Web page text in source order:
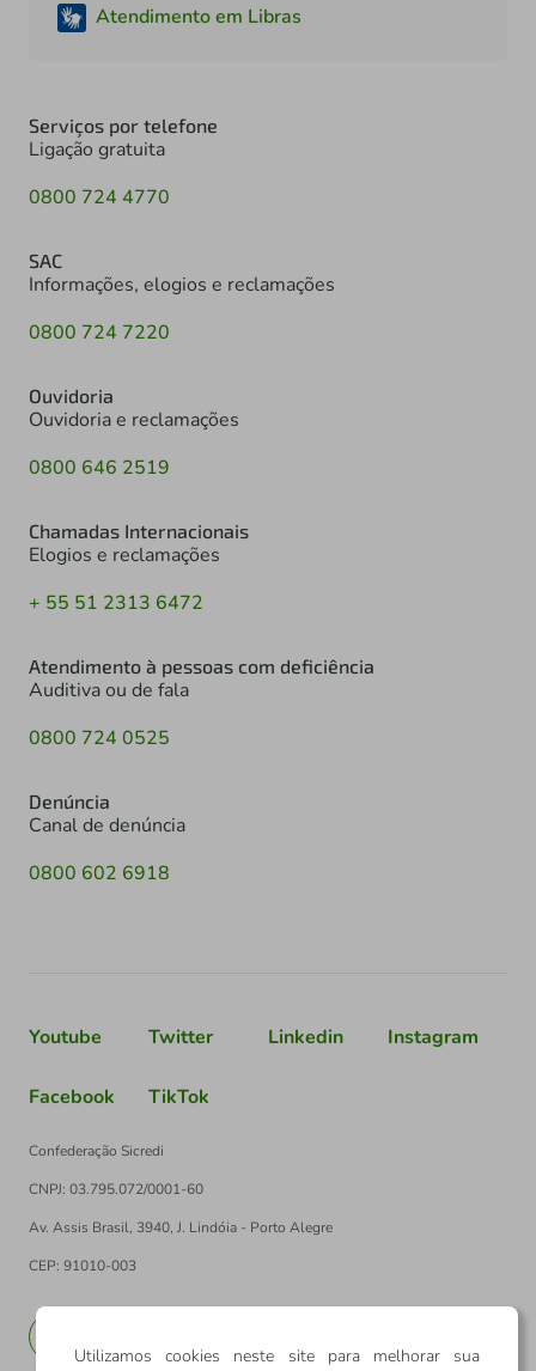
Atendimento em Libras
Serviços por telefone
Ligação gratuita
0800 724 4770
SAC
Informações, elogios e reclamações
0800 724 7220
Ouvidoria
Ouvidoria e reclamações
0800 646 2519
Chamadas Internacionais
Elogios e reclamações
+ 55 51 2313 6472
Atendimento à pessoas com deficiência
Auditiva ou de fala
0800 724 0525
Denúncia
Canal de denúncia
0800 602 6918
Youtube Twitter Linkedin Instagram
Facebook TikTok
Confederação Sicredi
CNPJ: 03.795.072/0001-60
Av. Assis Brasil, 3940, J. Lindóia - Porto Alegre
CEP: 91010-003
Utilizamos cookies neste site para melhorar sua